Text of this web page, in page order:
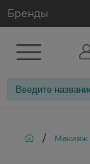
Бренды
/ Макияж